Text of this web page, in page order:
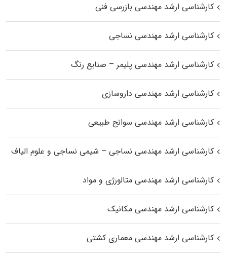
کارشناسی ارشد مهندسی بازرسی فنی
کارشناسی ارشد مهندسی نساجی
کارشناسی ارشد مهندسی پلیمر – صنایع رنگ
کارشناسی ارشد مهندسی داروسازی
کارشناسی ارشد مهندسی سوانح طبیعی
کارشناسی ارشد مهندسی نساجی – شیمی نساجی و علوم الیاف
کارشناسی ارشد مهندسی متالورژی و مواد
کارشناسی ارشد مهندسی مکانیک
کارشناسی ارشد مهندسی معماری کشتی